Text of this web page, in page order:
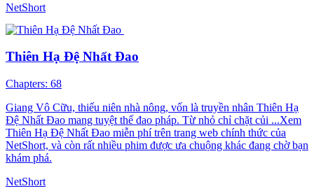
NetShort
Thiên Hạ Đệ Nhất Đao
Chapters: 68
Giang Vô Cữu, thiếu niên nhà nông, vốn là truyền nhân Thiên Hạ
Đệ Nhất Đao mang tuyệt thế đao pháp. Từ nhỏ chỉ chặt củi ...Xem
Thiên Hạ Đệ Nhất Đao miễn phí trên trang web chính thức của
NetShort, và còn rất nhiều phim được ưa chuộng khác đang chờ bạn
khám phá.
NetShort